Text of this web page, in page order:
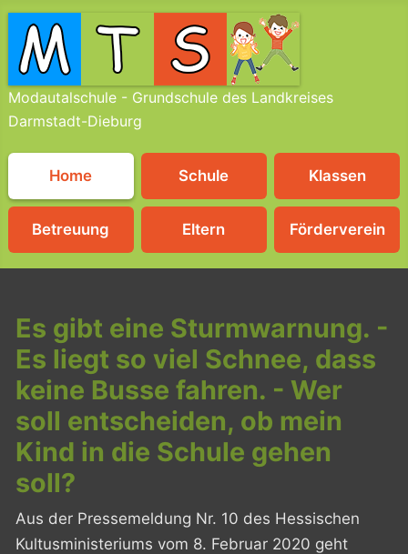
Modautalschule - Grundschule des Landkreises
Darmstadt-Dieburg
Home Schule Klassen
Betreuung Eltern Förderverein
Es gibt eine Sturmwarnung. -
Es liegt so viel Schnee, dass
keine Busse fahren. - Wer
soll entscheiden, ob mein
Kind in die Schule gehen
soll?
Aus der Pressemeldung Nr. 10 des Hessischen
Kultusministeriums vom 8. Februar 2020 geht